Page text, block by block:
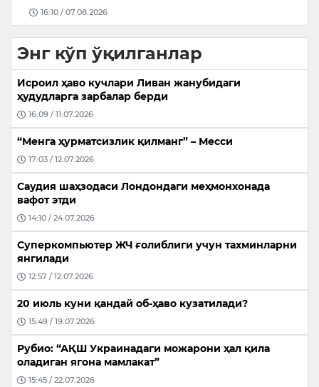
10:33 / 08.08.2026
Энг кўп ўқилганлар
Исроил ҳаво кучлари Ливан жанубидаги
ҳудудларга зарбалар берди
16:09 / 11.07.2026
“Менга ҳурматсизлик қилманг” – Месси
17:03 / 12.07.2026
Саудия шаҳзодаси Лондондаги меҳмонхонада
вафот этди
14:10 / 24.07.2026
Суперкомпьютер ЖЧ ғолиблиги учун тахминларни
янгилади
12:57 / 12.07.2026
20 июль куни қандай об-ҳаво кузатилади?
15:49 / 19.07.2026
Рубио: “АҚШ Украинадаги можарони ҳал қила
оладиган ягона мамлакат”
15:45 / 22.07.2026